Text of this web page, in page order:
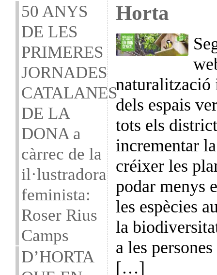
50 ANYS
DE LES
PRIMERES
JORNADES
CATALANES
DE LA
DONA a
càrrec de la
il·lustradora
feminista:
Roser Rius
Camps
D’HORTA
Horta
naturalització
dels espais
tots els
incrementar
créixer les
podar menys
les espècies
la
a les
[…]